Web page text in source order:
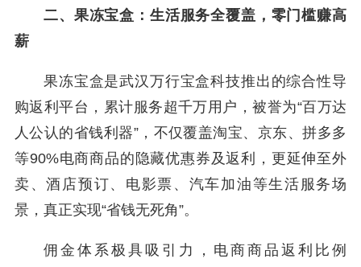
二、果冻宝盒：生活服务全覆盖，零门槛赚高
薪
果冻宝盒是武汉万行宝盒科技推出的综合性导
购返利平台，累计服务超千万用户，被誉为“百万达
人公认的省钱利器”，不仅覆盖淘宝、京东、拼多多
等90%电商商品的隐藏优惠券及返利，更延伸至外
卖、酒店预订、电影票、汽车加油等生活服务场
景，真正实现“省钱无死角”。
佣金体系极具吸引力，电商商品返利比例